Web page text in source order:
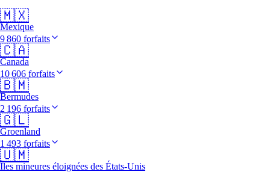
🇲🇽
Mexique
9 860 forfaits
🇨🇦
Canada
10 606 forfaits
🇧🇲
Bermudes
2 196 forfaits
🇬🇱
Groenland
1 493 forfaits
🇺🇲
Îles mineures éloignées des États-Unis